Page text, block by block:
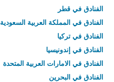
الفنادق في قطر
الفنادق في المملكة العربية السعودية
الفنادق في تركيا
الفنادق في إندونيسيا
الفنادق في الامارات العربية المتحدة
الفنادق في البحرين